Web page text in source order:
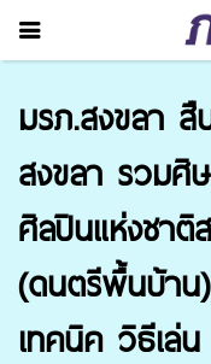
มรภ.สงขลา สื
สงขลา รวมศิ
ศิลปินแห่งชาติ
(ดนตรีพื้นบ้าน
เทคนิค วิธีเล่